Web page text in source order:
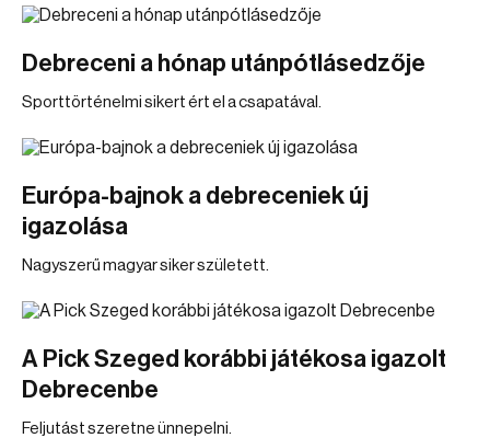
Debreceni a hónap utánpótlásedzője
Sporttörténelmi sikert ért el a csapatával.
Európa-bajnok a debreceniek új
igazolása
Nagyszerű magyar siker született.
A Pick Szeged korábbi játékosa igazolt
Debrecenbe
Feljutást szeretne ünnepelni.